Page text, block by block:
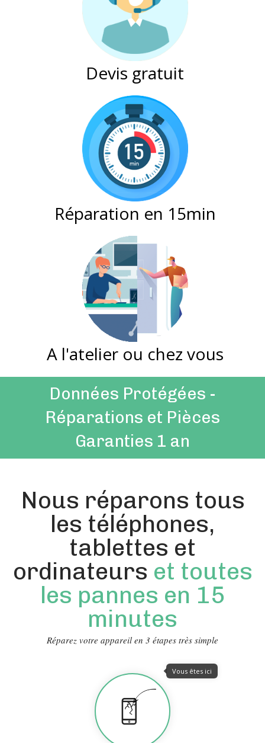
Devis gratuit
Réparation en 15min
A l'atelier ou chez vous
Données Protégées -
Réparations et Pièces
Garanties 1 an
Nous réparons tous
les téléphones,
tablettes et
ordinateurs et toutes
les pannes en 15
minutes
Réparez votre appareil en 3 étapes très simple
Vous êtes ici